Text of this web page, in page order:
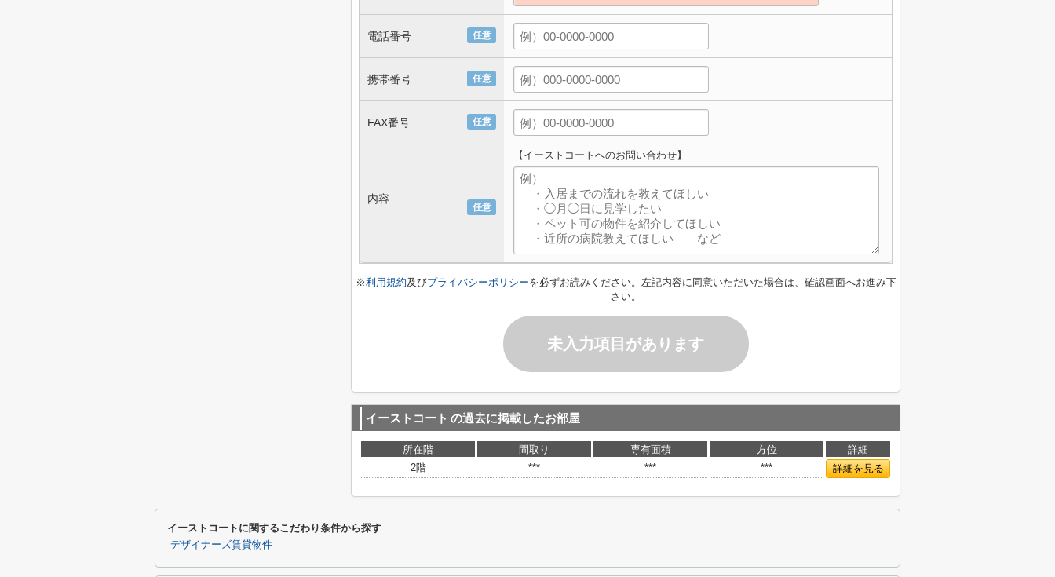
任意
電話番号
任意
携帯番号
任意
FAX番号
任意
内容
【イーストコートへのお問い合わせ】
※利用規約及びプライバシーポリシーを必ずお読みください。左記内容に同意いただいた場合は、確認画面へお進み下
さい。
未入力項目があります
イーストコート の過去に掲載したお部屋
所在階 間取り 専有面積 方位
詳細
2階
*** *** *** 詳細を見る
イーストコートに関するこだわり条件から探す
デザイナーズ賃貸物件